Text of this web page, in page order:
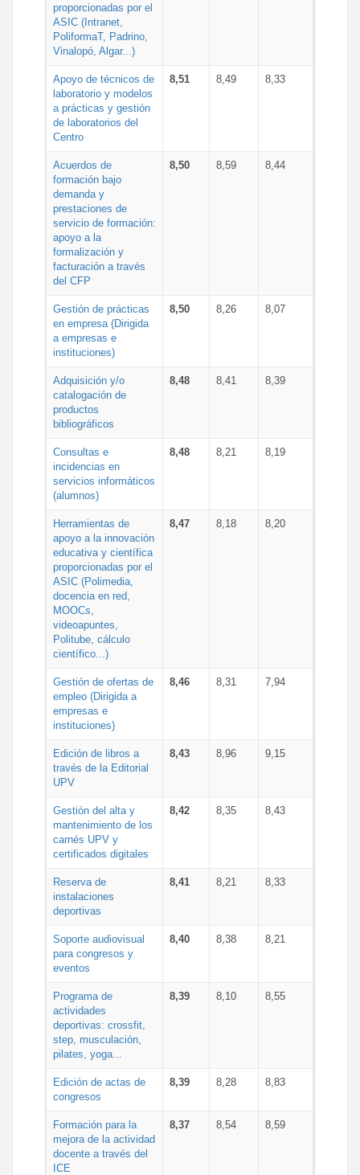
proporcionadas por el
ASIC (Intranet,
PoliformaT, Padrino,
Vinalopó, Algar...)
Apoyo de técnicos de
laboratorio y modelos
a prácticas y gestión
de laboratorios del
Centro
8,51 8,49 8,33
Acuerdos de
formación bajo
demanda y
prestaciones de
servicio de formación:
apoyo a la
formalización y
facturación a través
del CFP
8,50 8,59 8,44
Gestión de prácticas
en empresa (Dirigida
a empresas e
instituciones)
8,50 8,26 8,07
Adquisición y/o
catalogación de
productos
bibliográficos
8,48 8,41 8,39
Consultas e
incidencias en
servicios informáticos
(alumnos)
8,48 8,21 8,19
Herramientas de
apoyo a la innovación
educativa y científica
proporcionadas por el
ASIC (Polimedia,
docencia en red,
MOOCs,
videoapuntes,
Politube, cálculo
científico...)
8,47 8,18 8,20
Gestión de ofertas de
empleo (Dirigida a
empresas e
instituciones)
8,46 8,31 7,94
Edición de libros a
través de la Editorial
UPV
8,43 8,96 9,15
Gestión del alta y
mantenimiento de los
carnés UPV y
certificados digitales
8,42 8,35 8,43
Reserva de
instalaciones
deportivas
8,41 8,21 8,33
Soporte audiovisual
para congresos y
eventos
8,40 8,38 8,21
Programa de
actividades
deportivas: crossfit,
step, musculación,
pilates, yoga...
8,39 8,10 8,55
Edición de actas de
congresos
8,39 8,28 8,83
Formación para la
mejora de la actividad
docente a través del
ICE
8,37 8,54 8,59